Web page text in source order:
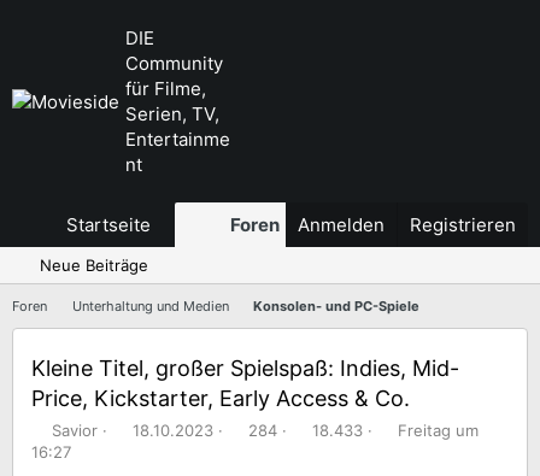
DIE
Community
für Filme,
Serien, TV,
Entertainme
nt
Startseite Foren Aktuelles
Anmelden Registrieren
Neue Beiträge
Foren Unterhaltung und Medien Konsolen- und PC-Spiele
Kleine Titel, großer Spielspaß: Indies, Mid-
Price, Kickstarter, Early Access & Co.
E
r
Savior
E
18.10.2023
A
284
A
18.433
N
Freitag um
16:27